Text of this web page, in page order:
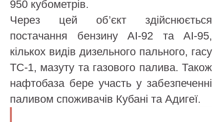
950 кубометрів.
Через цей об’єкт здійснюється
постачання бензину АІ-92 та АІ-95,
кількох видів дизельного пального, гасу
ТС-1, мазуту та газового палива. Також
нафтобаза бере участь у забезпеченні
паливом споживачів Кубані та Адигеї.